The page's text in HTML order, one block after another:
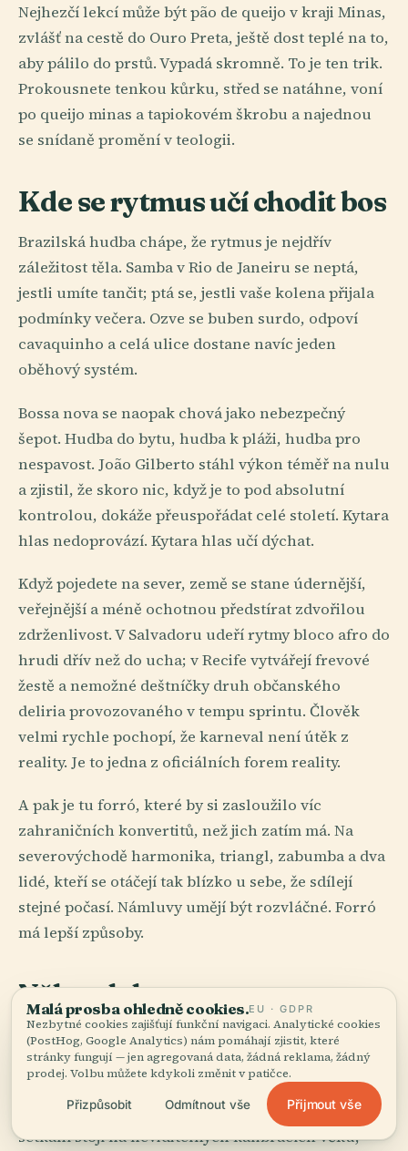
Nejhezčí lekcí může být pão de queijo v kraji Minas,
zvlášť na cestě do Ouro Preta, ještě dost teplé na to,
aby pálilo do prstů. Vypadá skromně. To je ten trik.
Prokousnete tenkou kůrku, střed se natáhne, voní
po queijo minas a tapiokovém škrobu a najednou
se snídaně promění v teologii.
Kde se rytmus učí chodit bos
Brazilská hudba chápe, že rytmus je nejdřív
záležitost těla. Samba v Rio de Janeiru se neptá,
jestli umíte tančit; ptá se, jestli vaše kolena přijala
podmínky večera. Ozve se buben surdo, odpoví
cavaquinho a celá ulice dostane navíc jeden
oběhový systém.
Bossa nova se naopak chová jako nebezpečný
šepot. Hudba do bytu, hudba k pláži, hudba pro
nespavost. João Gilberto stáhl výkon téměř na nulu
a zjistil, že skoro nic, když je to pod absolutní
kontrolou, dokáže přeuspořádat celé století. Kytara
hlas nedoprovází. Kytara hlas učí dýchat.
Když pojedete na sever, země se stane údernější,
veřejnější a méně ochotnou předstírat zdvořilou
zdrženlivost. V Salvadoru udeří rytmy bloco afro do
hrudi dřív než do ucha; v Recife vytvářejí frevové
žestě a nemožné deštníčky druh občanského
deliria provozovaného v tempu sprintu. Člověk
velmi rychle pochopí, že karneval není útěk z
reality. Je to jedna z oficiálních forem reality.
A pak je tu forró, které by si zasloužilo víc
zahraničních konvertitů, než jich zatím má. Na
severovýchodě harmonika, triangl, zabumba a dva
lidé, kteří se otáčejí tak blízko u sebe, že sdílejí
stejné počasí. Námluvy umějí být rozvláčné. Forró
má lepší způsoby.
Něha s lokty
Brazilská etiketa je vřelá, ale není ledabylá. Ten
rozdíl je důležitý. Lidé vás zdraví polibkem, během
věty se dotknou vaší paže, zeptají se odkud jste
ještě předtím, než dorazí káva, a přesto celé to
setkání stojí na neviditelných kalibracích věku,
Malá prosba ohledně cookies.EU · GDPR
Nezbytné cookies zajišťují funkční navigaci. Analytické cookies
(PostHog, Google Analytics) nám pomáhají zjistit, které
stránky fungují — jen agregovaná data, žádná reklama, žádný
prodej. Volbu můžete kdykoli změnit v patičce.
Přizpůsobit Odmítnout vše Přijmout vše